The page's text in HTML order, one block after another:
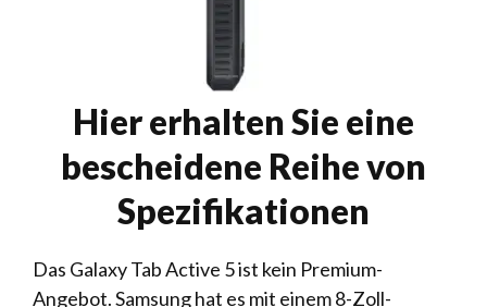
Hier erhalten Sie eine
bescheidene Reihe von
Spezifikationen
Das Galaxy Tab Active 5 ist kein Premium-
Angebot. Samsung hat es mit einem 8-Zoll-